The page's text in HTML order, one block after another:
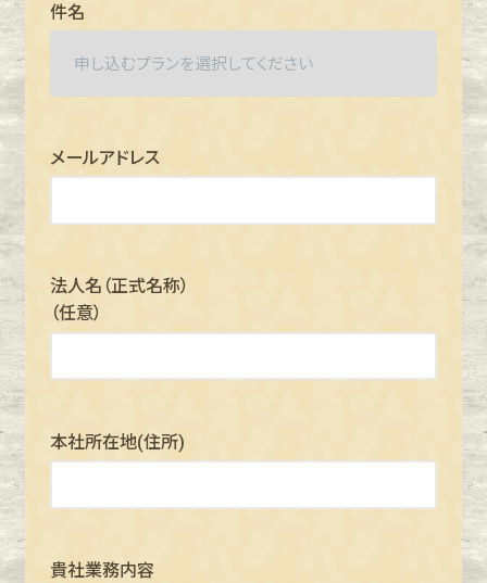
件名
メールアドレス
法人名（正式名称）
（任意）
本社所在地(住所)
貴社業務内容